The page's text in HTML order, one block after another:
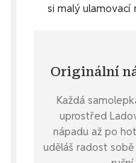
si malý ulamovací
Originální
Každá
uprostřed
nápadu až po
uděláš radost